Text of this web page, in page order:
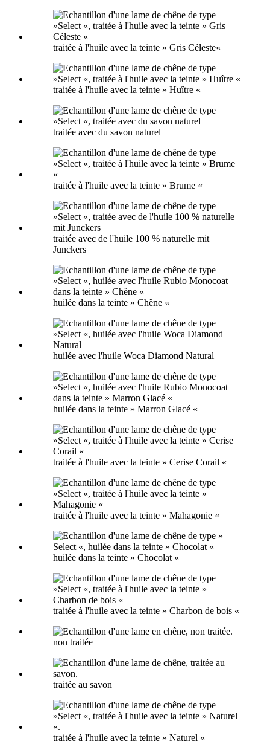
traitée à l'huile avec la teinte » Gris Céleste«
traitée à l'huile avec la teinte » Huître «
traitée avec du savon naturel
traitée à l'huile avec la teinte » Brume «
traitée avec de l'huile 100 % naturelle mit
Junckers
huilée dans la teinte » Chêne «
huilée avec l'huile Woca Diamond Natural
huilée dans la teinte » Marron Glacé «
traitée à l'huile avec la teinte » Cerise Corail «
traitée à l'huile avec la teinte » Mahagonie «
huilée dans la teinte » Chocolat «
traitée à l'huile avec la teinte » Charbon de bois «
non traitée
traitée au savon
traitée à l'huile avec la teinte » Naturel «